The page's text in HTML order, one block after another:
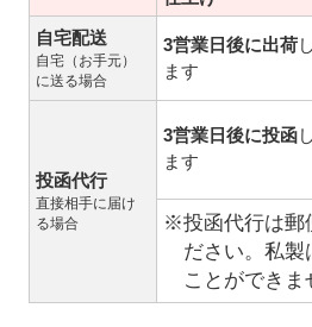
自宅配送
自宅（お手元）
に送る場合
3営業日後に出荷し
ます
投函代行
直接相手に届け
る場合
3営業日後に投函し
ます
※投函代行は郵
ださい。私製
ことができま